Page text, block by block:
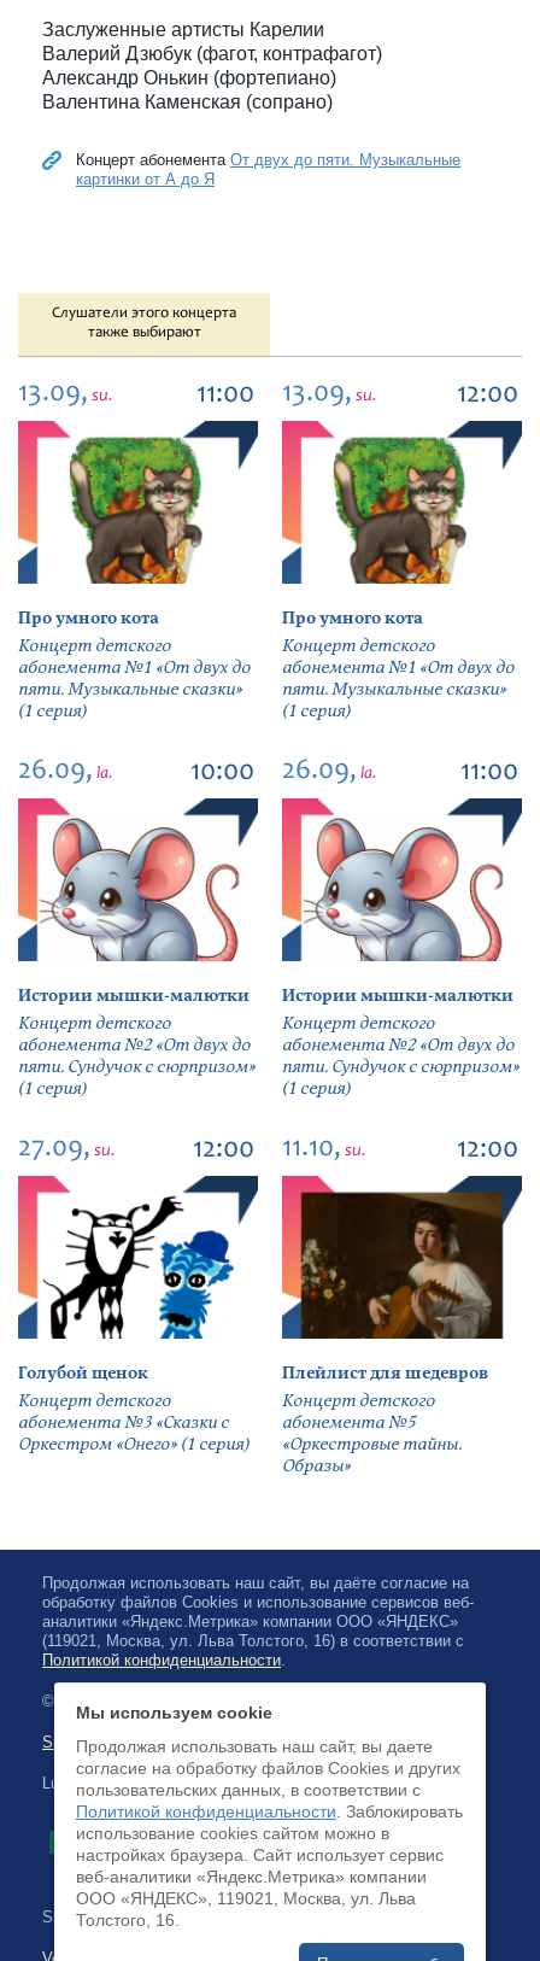
Заслуженные артисты Карелии
Валерий Дзюбук (фагот, контрафагот)
Александр Онькин (фортепиано)
Валентина Каменская (сопрано)
Концерт абонемента От двух до пяти. Музыкальные
картинки от А до Я
Слушатели этого концерта
также выбирают
13.09, su. 11:00
Про умного кота
Концерт детского
абонемента №1 «От двух до
пяти. Музыкальные сказки»
(1 серия)
13.09, su. 12:00
Про умного кота
Концерт детского
абонемента №1 «От двух до
пяти. Музыкальные сказки»
(1 серия)
26.09, la. 10:00
Истории мышки-малютки
Концерт детского
абонемента №2 «От двух до
пяти. Сундучок с сюрпризом»
(1 серия)
26.09, la. 11:00
Истории мышки-малютки
Концерт детского
абонемента №2 «От двух до
пяти. Сундучок с сюрпризом»
(1 серия)
27.09, su. 12:00
Голубой щенок
Концерт детского
абонемента №3 «Сказки с
Оркестром «Онего» (1 серия)
11.10, su. 12:00
Плейлист для шедевров
Концерт детского
абонемента №5
«Оркестровые тайны.
Образы»
Продолжая использовать наш сайт, вы даёте согласие на
обработку файлов Cookies и использование сервисов веб-
аналитики «Яндекс.Метрика» компании ООО «ЯНДЕКС»
(119021, Москва, ул. Льва Толстого, 16) в соответствии с
Политикой конфиденциальности.
© 2026, Karjalan valtionfilharmonia
Sivuston kartta
Luottokortilla maksaminen on saatavilla
Sivuston kehittäminen:
Мы используем cookie
Продолжая использовать наш сайт, вы даете
согласие на обработку файлов Cookies и других
пользовательских данных, в соответствии с
Политикой конфиденциальности . Заблокировать
использование cookies сайтом можно в
настройках браузера. Cайт использует сервис
веб-аналитики «Яндекс.Метрика» компании
ООО «ЯНДЕКС», 119021, Москва, ул. Льва
Толстого, 16.